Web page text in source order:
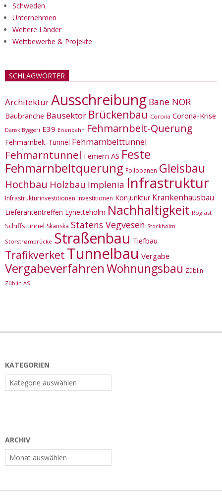
Schweden
Unternehmen
Weitere Länder
Wettbewerbe & Projekte
SCHLAGWÖRTER
ArchitekturAusschreibung Bane NOR
Baubranche Bausektor Brückenbau Corona Corona-Krise
Dansk Byggeri E39 Eisenbahn Fehmarnbelt-Querung
Fehmarnbelt-Tunnel Fehmarnbelttunnel
Fehmarntunnel Femern AS Feste
Fehmarnbeltquerung Follobanen Gleisbau
Hochbau Holzbau Implenia Infrastruktur
Infrastrukturinvestitionen Investitionen Konjunktur Krankenhausbau
Lieferantentreffen Lynetteholm Nachhaltigkeit Rogfast
Schiffstunnel Skanska Statens Vegvesen Stockholm
Storstrømbrücke Straßenbau Tiefbau
Trafikverket Tunnelbau Vergabe
VergabeverfahrenWohnungsbau Züblin
Züblin AS
KATEGORIEN
Kategorien
ARCHIV
Archiv